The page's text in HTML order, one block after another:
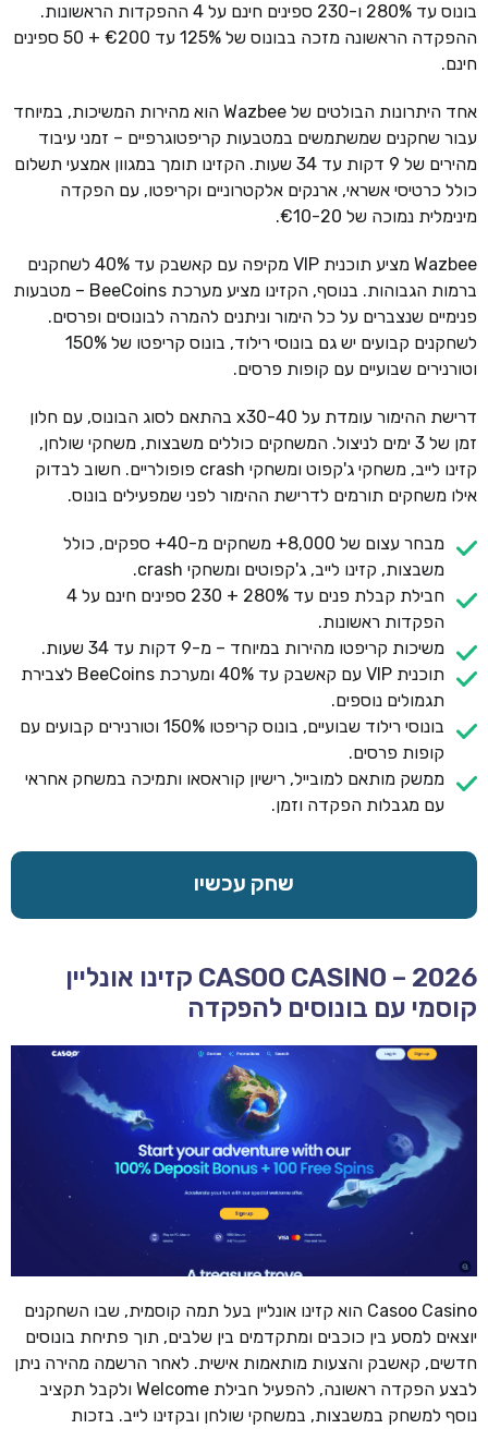
בונוס עד 280% ו-230 ספינים חינם על 4 ההפקדות הראשונות.
ההפקדה הראשונה מזכה בבונוס של 125% עד €200 + 50 ספינים
חינם.
אחד היתרונות הבולטים של Wazbee הוא מהירות המשיכות, במיוחד
עבור שחקנים שמשתמשים במטבעות קריפטוגרפיים – זמני עיבוד
מהירים של 9 דקות עד 34 שעות. הקזינו תומך במגוון אמצעי תשלום
כולל כרטיסי אשראי, ארנקים אלקטרוניים וקריפטו, עם הפקדה
מינימלית נמוכה של €10-20.
Wazbee מציע תוכנית VIP מקיפה עם קאשבק עד 40% לשחקנים
ברמות הגבוהות. בנוסף, הקזינו מציע מערכת BeeCoins – מטבעות
פנימיים שנצברים על כל הימור וניתנים להמרה לבונוסים ופרסים.
לשחקנים קבועים יש גם בונוסי רילוד, בונוס קריפטו של 150%
וטורנירים שבועיים עם קופות פרסים.
דרישת ההימור עומדת על x30-40 בהתאם לסוג הבונוס, עם חלון
זמן של 3 ימים לניצול. המשחקים כוללים משבצות, משחקי שולחן,
קזינו לייב, משחקי ג'קפוט ומשחקי crash פופולריים. חשוב לבדוק
אילו משחקים תורמים לדרישת ההימור לפני שמפעילים בונוס.
מבחר עצום של 8,000+ משחקים מ-40+ ספקים, כולל
משבצות, קזינו לייב, ג'קפוטים ומשחקי crash.
חבילת קבלת פנים עד 280% + 230 ספינים חינם על 4
הפקדות ראשונות.
משיכות קריפטו מהירות במיוחד – מ-9 דקות עד 34 שעות.
תוכנית VIP עם קאשבק עד 40% ומערכת BeeCoins לצבירת
תגמולים נוספים.
בונוסי רילוד שבועיים, בונוס קריפטו 150% וטורנירים קבועים עם
קופות פרסים.
ממשק מותאם למובייל, רישיון קוראסאו ותמיכה במשחק אחראי
עם מגבלות הפקדה וזמן.
שחק עכשיו
CASOO CASINO – 2026 קזינו אונליין
קוסמי עם בונוסים להפקדה
Casoo Casino הוא קזינו אונליין בעל תמה קוסמית, שבו השחקנים
יוצאים למסע בין כוכבים ומתקדמים בין שלבים, תוך פתיחת בונוסים
חדשים, קאשבק והצעות מותאמות אישית. לאחר הרשמה מהירה ניתן
לבצע הפקדה ראשונה, להפעיל חבילת Welcome ולקבל תקציב
נוסף למשחק במשבצות, במשחקי שולחן ובקזינו לייב. בזכות